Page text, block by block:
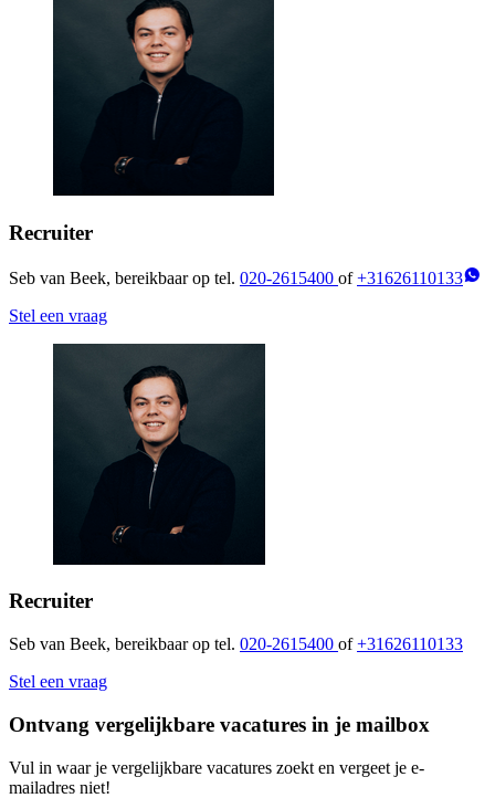
Recruiter
Seb van Beek, bereikbaar op tel. 020-2615400 of+31626110133
Stel een vraag
Recruiter
Seb van Beek, bereikbaar op tel. 020-2615400 of+31626110133
Stel een vraag
Ontvang vergelijkbare vacatures in je mailbox
Vul in waar je vergelijkbare vacatures zoekt en vergeet je e-
mailadres niet!